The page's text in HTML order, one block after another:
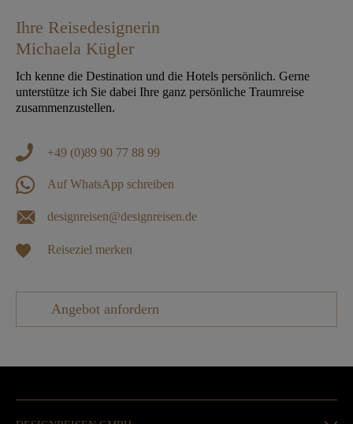
Ihre Reisedesignerin
Michaela Kügler
Ich kenne die Destination und die Hotels persönlich. Gerne
unterstütze ich Sie dabei Ihre ganz persönliche Traumreise
zusammenzustellen.
+49 (0)89 90 77 88 99
Auf WhatsApp schreiben
designreisen@designreisen.de
Reiseziel merken
Angebot anfordern